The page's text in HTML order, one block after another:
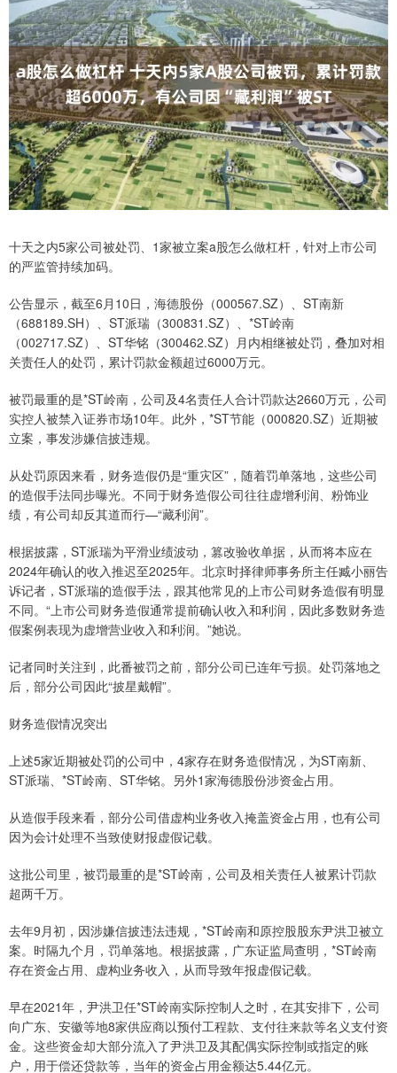
十天之内5家公司被处罚、1家被立案a股怎么做杠杆，针对上市公司
的严监管持续加码。
公告显示，截至6月10日，海德股份（000567.SZ）、ST南新
（688189.SH）、ST派瑞（300831.SZ）、*ST岭南
（002717.SZ）、ST华铭（300462.SZ）月内相继被处罚，叠加对相
关责任人的处罚，累计罚款金额超过6000万元。
被罚最重的是*ST岭南，公司及4名责任人合计罚款达2660万元，公司
实控人被禁入证券市场10年。此外，*ST节能（000820.SZ）近期被
立案，事发涉嫌信披违规。
从处罚原因来看，财务造假仍是“重灾区”，随着罚单落地，这些公司
的造假手法同步曝光。不同于财务造假公司往往虚增利润、粉饰业
绩，有公司却反其道而行—“藏利润”。
根据披露，ST派瑞为平滑业绩波动，篡改验收单据，从而将本应在
2024年确认的收入推迟至2025年。北京时择律师事务所主任臧小丽告
诉记者，ST派瑞的造假手法，跟其他常见的上市公司财务造假有明显
不同。“上市公司财务造假通常提前确认收入和利润，因此多数财务造
假案例表现为虚增营业收入和利润。”她说。
记者同时关注到，此番被罚之前，部分公司已连年亏损。处罚落地之
后，部分公司因此“披星戴帽”。
财务造假情况突出
上述5家近期被处罚的公司中，4家存在财务造假情况，为ST南新、
ST派瑞、*ST岭南、ST华铭。另外1家海德股份涉资金占用。
从造假手段来看，部分公司借虚构业务收入掩盖资金占用，也有公司
因为会计处理不当致使财报虚假记载。
这批公司里，被罚最重的是*ST岭南，公司及相关责任人被累计罚款
超两千万。
去年9月初，因涉嫌信披违法违规，*ST岭南和原控股股东尹洪卫被立
案。时隔九个月，罚单落地。根据披露，广东证监局查明，*ST岭南
存在资金占用、虚构业务收入，从而导致年报虚假记载。
早在2021年，尹洪卫任*ST岭南实际控制人之时，在其安排下，公司
向广东、安徽等地8家供应商以预付工程款、支付往来款等名义支付资
金。这些资金却大部分流入了尹洪卫及其配偶实际控制或指定的账
户，用于偿还贷款等，当年的资金占用金额达5.44亿元。